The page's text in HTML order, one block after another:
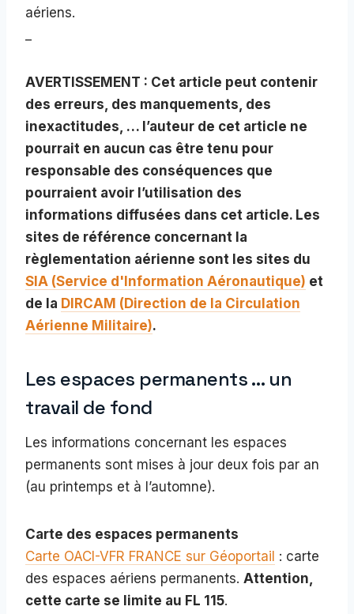
aériens.
_
AVERTISSEMENT : Cet article peut contenir
des erreurs, des manquements, des
inexactitudes, … l’auteur de cet article ne
pourrait en aucun cas être tenu pour
responsable des conséquences que
pourraient avoir l’utilisation des
informations diffusées dans cet article. Les
sites de référence concernant la
règlementation aérienne sont les sites du
SIA (Service d'Information Aéronautique) et
de la DIRCAM (Direction de la Circulation
Aérienne Militaire).
Les espaces permanents … un
travail de fond
Les informations concernant les espaces
permanents sont mises à jour deux fois par an
(au printemps et à l’automne).
Carte des espaces permanents
Carte OACI-VFR FRANCE sur Géoportail : carte
des espaces aériens permanents. Attention,
cette carte se limite au FL 115.